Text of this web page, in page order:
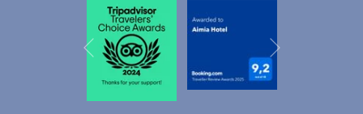
Abzweigung von der Hauptstraße nach Sóller, kurz nach dem
Kreisverkehr am Monument, auf der rechten Seite erreichen. Dort
angekommen, folgen wir der kurvenreichen Straße entlang der
Tramuntana-Küste in Richtung Deià, bis wir nach etwa 15 Minuten
Deià erreichen. Hier können wir einen Halt einlegen, um die
Gemeinde zu besichtigen - mehr Informationen über Deià finden Sie
Vorherige